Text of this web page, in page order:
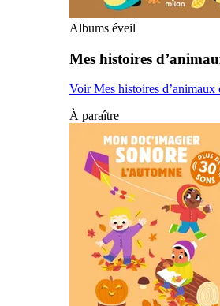
Albums éveil
Mes histoires
Voir Mes histoires d’animaux
À paraître